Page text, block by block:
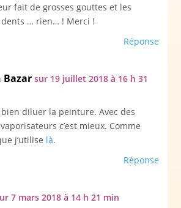
fait de grosses gouttes et les
dents … rien… ! Merci !
Réponse
sur 19 juillet 2018 à 16 h 31
diluer la peinture. Avec des
c’est mieux. Comme
j’utilise là.
Réponse
7 mars 2018 à 14 h 21 min